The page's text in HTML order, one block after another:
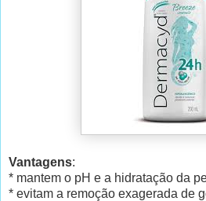
Vantagens:
* mantem o pH e a hidratação da
* evitam a remoção exagerada de